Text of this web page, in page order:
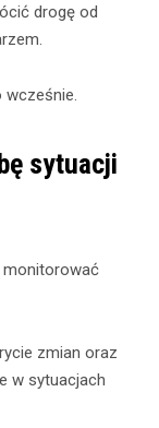
drogę od
wcześnie.
sytuacji
monitorować
zmian oraz
w sytuacjach